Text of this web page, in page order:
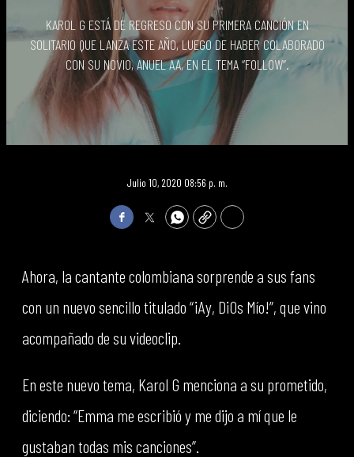
KAROL G ESTÁ DE REGRESO CON SU PRIMERA CANCIÓN EN
SOLITARIO QUE LANZA ESTE AÑO, LUEGO DE HABER COLABORADO
CON SU NOVIO, ANUEL AA, EN EL TEMA “FOLLOW”.
Julio 10, 2020 08:56 p. m.
FacebookTwitterWhatsApp
Copy Print
Ahora, la cantante colombiana sorprende a sus fans
con un nuevo sencillo titulado “¡Ay, DiOs Mío!”, que vino
acompañado de su videoclip.
En este nuevo tema, Karol G menciona a su prometido,
diciendo: “Emma me escribió y me dijo a mí que le
gustaban todas mis canciones”.